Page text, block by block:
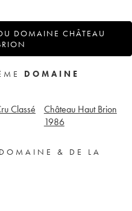
DOMAINE CHÂTEAU
DOMAINE
Classé
Château Haut Brion
1986
& DE LA